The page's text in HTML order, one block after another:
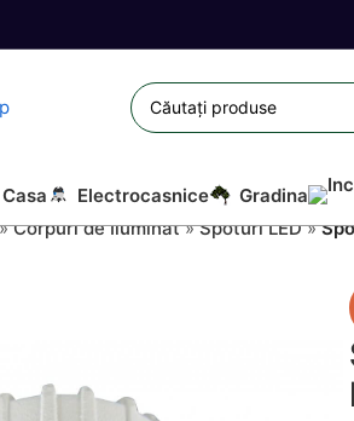
Casa Electrocasnice Gradina
Corpuri de Iluminat»Spoturi LED»